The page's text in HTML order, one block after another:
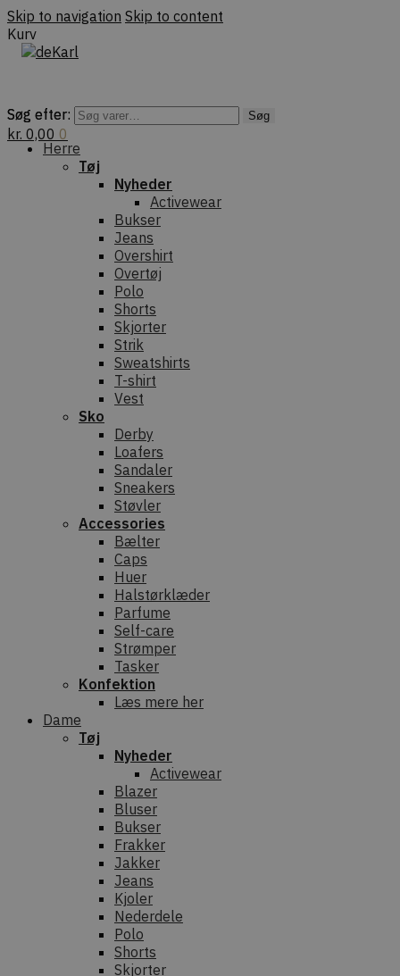
Skip to navigation Skip to content
Kurv
Søg efter: Søg
kr. 0,00 0
Søg efter: Søg
Herre
Tøj
Nyheder
Activewear
Bukser
Jeans
Overshirt
Overtøj
Polo
Shorts
Skjorter
Strik
Sweatshirts
T-shirt
Vest
Sko
Derby
Loafers
Sandaler
Sneakers
Støvler
Accessories
Bælter
Caps
Huer
Halstørklæder
Parfume
Self-care
Strømper
Tasker
Konfektion
Læs mere her
Dame
Tøj
Nyheder
Activewear
Blazer
Bluser
Bukser
Frakker
Jakker
Jeans
Kjoler
Nederdele
Polo
Shorts
Skjorter